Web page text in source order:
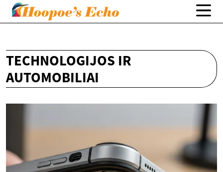
TECHNOLOGIJOS IR
AUTOMOBILIAI